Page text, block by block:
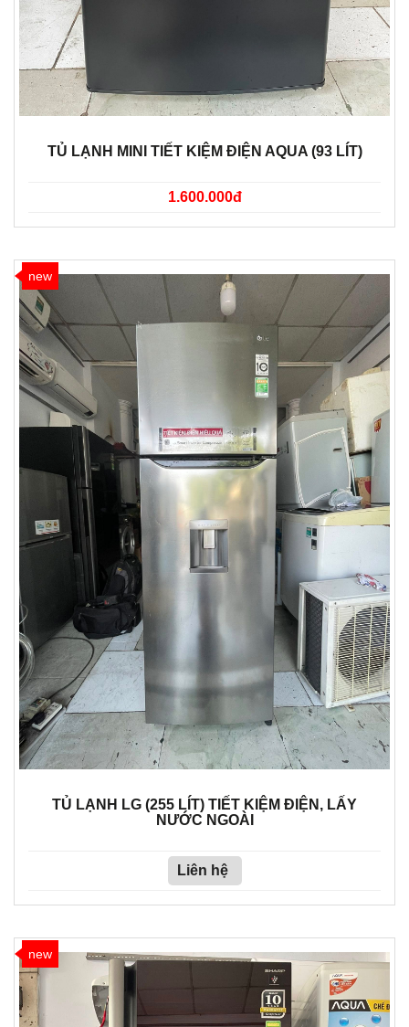
TỦ LẠNH MINI TIẾT KIỆM ĐIỆN AQUA (93 LÍT)
1.600.000đ
new
TỦ LẠNH LG (255 LÍT) TIẾT KIỆM ĐIỆN, LẤY
NƯỚC NGOÀI
Liên hệ
new